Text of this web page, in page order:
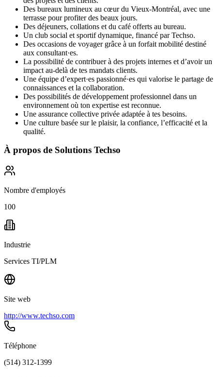
Des bureaux lumineux au cœur du Vieux-Montréal, avec une
terrasse pour profiter des beaux jours.
Des déjeuners, collations et du café offerts au bureau.
Un club social et sportif dynamique, financé par Techso.
Des occasions de voyager grâce à un forfait mobilité destiné
aux consultant·es.
La possibilité de contribuer à des projets internes et d’avoir un
impact au-delà de tes mandats clients.
Une équipe d’expert·es passionné·es qui valorise le partage de
connaissances et la collaboration.
Des possibilités de développement professionnel dans un
environnement où ton expertise est reconnue.
Une assurance collective privée adaptée à tes besoins.
Une culture basée sur le plaisir, la confiance, l’efficacité et la
qualité.
À propos de Solutions Techso
Nombre d'employés
100
Industrie
Services TI/PLM
Site web
http://www.techso.com
Téléphone
(514) 312-1399